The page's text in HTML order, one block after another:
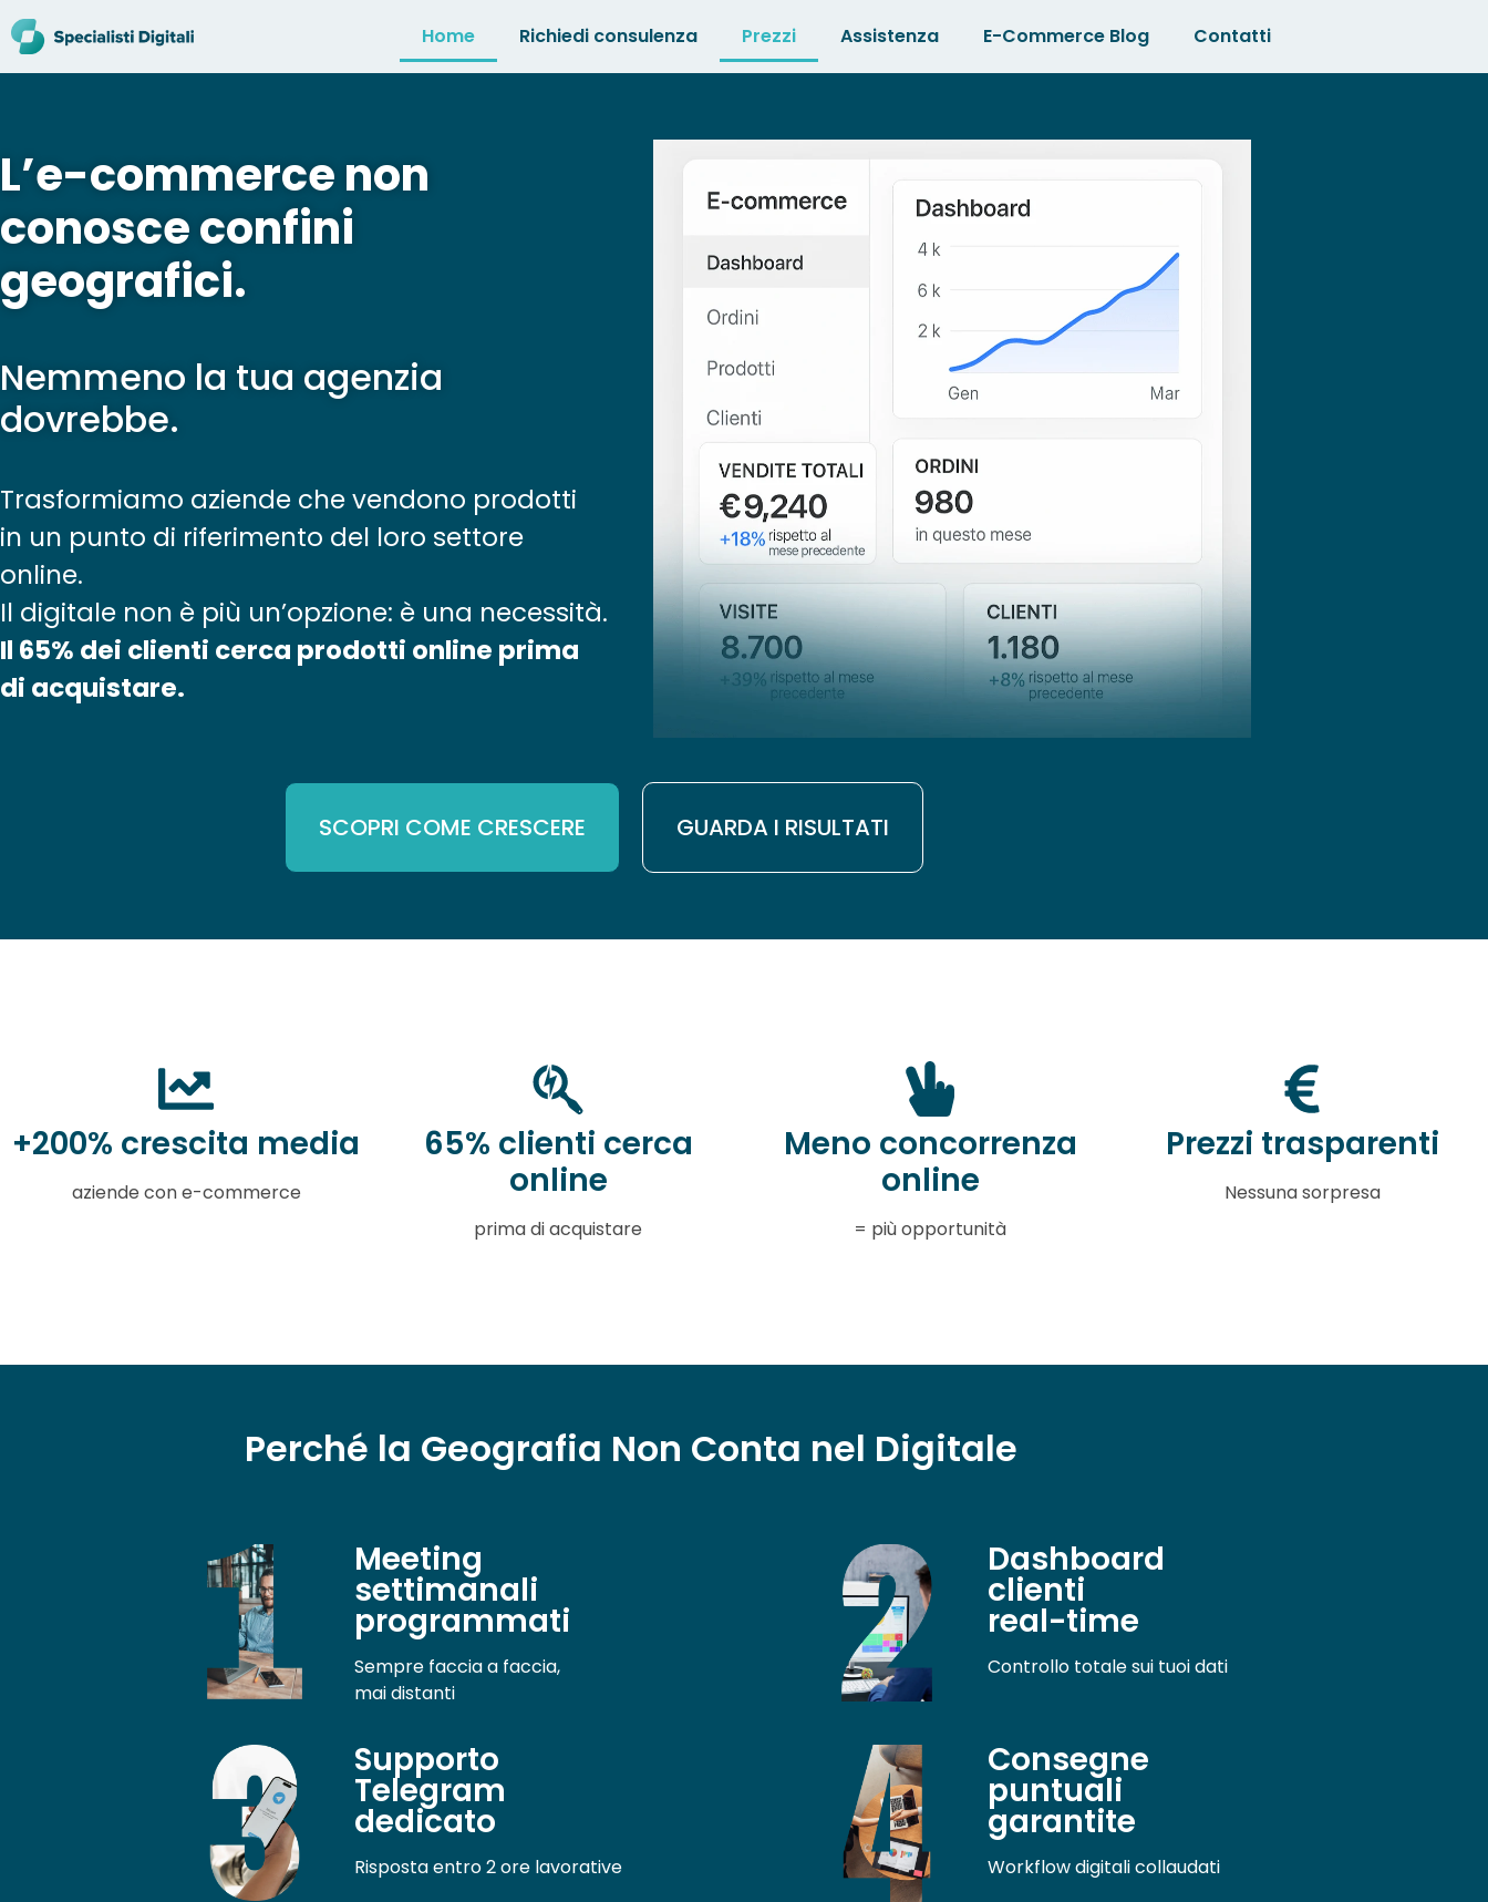
Home Richiedi consulenza Prezzi Assistenza E-Commerce Blog Contatti
L’e-commerce non
conosce confini
geografici.
Nemmeno la tua agenzia
dovrebbe.
Trasformiamo aziende che vendono prodotti
in un punto di riferimento del loro settore
online.
Il digitale non è più un’opzione: è una necessità.
Il 65% dei clienti cerca prodotti online prima
di acquistare.
SCOPRI COME CRESCERE GUARDA I RISULTATI
+200% crescita media
aziende con e-commerce
65% clienti cerca
online
prima di acquistare
Meno concorrenza
online
= più opportunità
Prezzi trasparenti
Nessuna sorpresa
Perché la Geografia Non Conta nel Digitale
Meeting
settimanali
programmati
Sempre faccia a faccia,
mai distanti
Dashboard
clienti
real-time
Controllo totale sui tuoi dati
Supporto
Telegram
dedicato
Risposta entro 2 ore lavorative
Consegne
puntuali
garantite
Workflow digitali collaudati